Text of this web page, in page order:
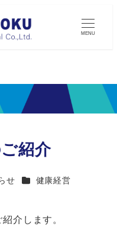
MENU
紹介
せ カテゴリー
健康経営
介します。